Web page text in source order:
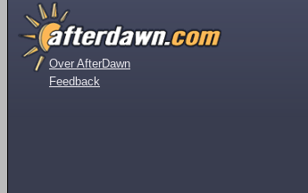
Over AfterDawn
Feedback